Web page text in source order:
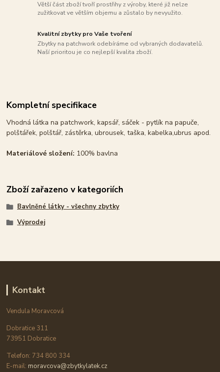
Větší část zboží tvoří prostřihy z výroby, které již nelze
zužitkovat ve větším objemu a zůstalo by nevyužito.
Kvalitní zbytky pro Vaše tvoření
Zbytky na patchwork odebíráme od vybraných dodavatelů.
Naší prioritou je co nejlepší kvalita zboží.
Kompletní specifikace
Vhodná látka na patchwork, kapsář, sáček - pytlík na papuče,
polštářek, polštář, zástěrka, ubrousek, taška, kabelka,ubrus apod.
Materiálové složení: 100% bavlna
Zboží zařazeno v kategoriích
Bavlněné látky - všechny zbytky
Výprodej
Kontakt
Vendula Moravcová
Dobratice 311
73951 Dobratice
Telefon: 734 800 334
E-mail: moravcova@zbytkylatek.cz